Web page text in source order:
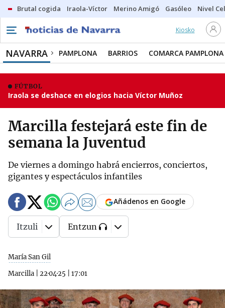
Brutal cogida Iraola-Víctor Merino Amigó Gasóleo Nivel
Kiosko
NAVARRA PAMPLONA BARRIOS COMARCA PAMPLONA
FÚTBOL
Iraola se deshace en elogios hacia Víctor Muñoz
Marcilla festejará este fin de
semana la Juventud
De viernes a domingo habrá encierros, conciertos,
gigantes y espectáculos infantiles
María San Gil
Marcilla
22·04·25 17:01
Añádenos en Google
Itzuli Entzun